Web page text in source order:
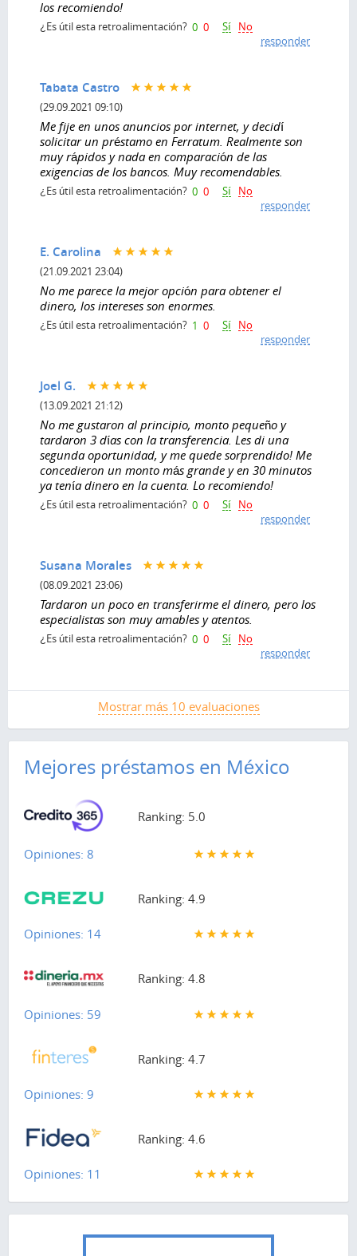
los recomiendo!
¿Es útil esta retroalimentación? 0 0 Sí No
responder
Tabata Castro
(29.09.2021 09:10)
Me fije en unos anuncios por internet, y decidí
solicitar un préstamo en Ferratum. Realmente son
muy rápidos y nada en comparación de las
exigencias de los bancos. Muy recomendables.
¿Es útil esta retroalimentación? 0 0 Sí No
responder
E. Carolina
(21.09.2021 23:04)
No me parece la mejor opción para obtener el
dinero, los intereses son enormes.
¿Es útil esta retroalimentación? 1 0 Sí No
responder
Joel G.
(13.09.2021 21:12)
No me gustaron al principio, monto pequeño y
tardaron 3 días con la transferencia. Les di una
segunda oportunidad, y me quede sorprendido! Me
concedieron un monto más grande y en 30 minutos
ya tenía dinero en la cuenta. Lo recomiendo!
¿Es útil esta retroalimentación? 0 0 Sí No
responder
Susana Morales
(08.09.2021 23:06)
Tardaron un poco en transferirme el dinero, pero los
especialistas son muy amables y atentos.
¿Es útil esta retroalimentación? 0 0 Sí No
responder
Mostrar más 10 evaluaciones
Mejores préstamos en México
Ranking: 5.0
Opiniones: 8
Ranking: 4.9
Opiniones: 14
Ranking: 4.8
Opiniones: 59
Ranking: 4.7
Opiniones: 9
Ranking: 4.6
Opiniones: 11